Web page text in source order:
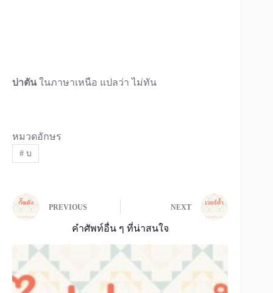
บ่าตัน ในภาษาเหนือ แปลว่า ไม่ทัน
หมวดอักษร
#บ
PREVIOUS NEXT
คำศัพท์อื่น ๆ ที่น่าสนใจ